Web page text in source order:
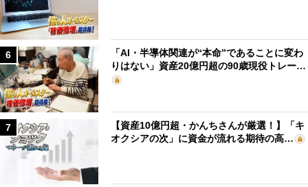
6
「AI・半導体関連が“本命”であることに変わ
りはない」資産20億円超の90歳現役トレー…
7
【資産10億円超・かんちさんが厳選！】「キ
オクシアの次」に資金が流れる期待の高…